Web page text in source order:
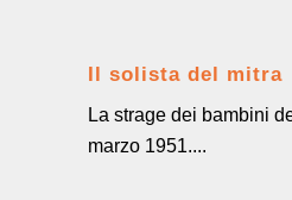
Il solista del mitra
La strage dei bambini
marzo 1951....